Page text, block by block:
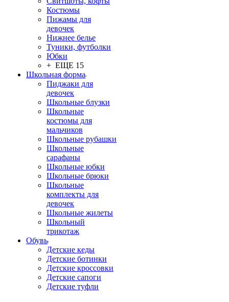
Костюмы
Пижамы для
девочек
Нижнее белье
Туники, футболки
Юбки
+ ЕЩЕ 15
Школьная форма
Пиджаки для
девочек
Школьные блузки
Школьные
костюмы для
мальчиков
Школьные рубашки
Школьные
сарафаны
Школьные юбки
Школьные брюки
Школьные
комплекты для
девочек
Школьные жилеты
Школьный
трикотаж
Обувь
Детские кеды
Детские ботинки
Детские кроссовки
Детские сапоги
Детские туфли